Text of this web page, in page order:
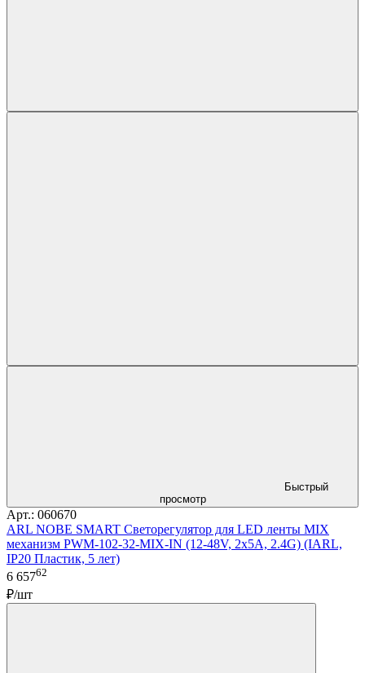
Быстрый
просмотр
Арт.: 060670
ARL NOBE SMART Светорегулятор для LED ленты MIX
механизм PWM-102-32-MIX-IN (12-48V, 2x5A, 2.4G) (IARL,
IP20 Пластик, 5 лет)
6 65762
₽/шт